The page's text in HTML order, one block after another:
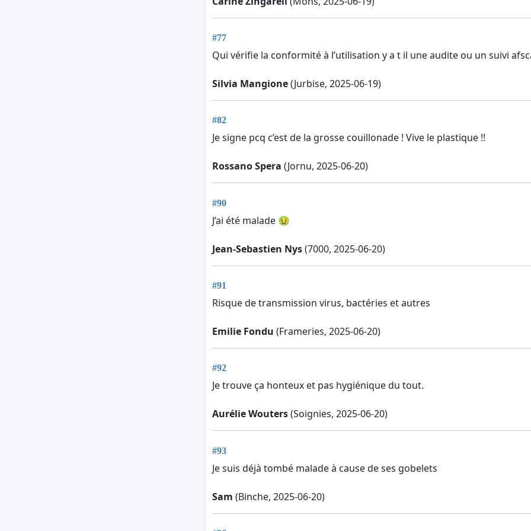
#77
Qui vérifie la conformité à l’utilisation y a t il une audite ou un suivi
Silvia Mangione(Jurbise, 2025-06-19)
#82
Je signe pcq c’est de la grosse couillonade ! Vive le plastique !!
Rossano Spera (Jornu, 2025-06-20)
#90
J’ai été malade 🤢
Jean-Sebastien Nys(7000, 2025-06-20)
#91
Risque de transmission virus, bactéries et autres
Emilie Fondu (Frameries, 2025-06-20)
#92
Je trouve ça honteux et pas hygiénique du tout.
Aurélie Wouters(Soignies, 2025-06-20)
#93
Je suis déjà tombé malade à cause de ses gobelets
Sam (Binche, 2025-06-20)